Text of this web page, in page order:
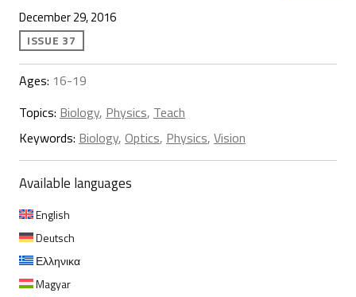
December 29, 2016
ISSUE 37
Ages: 16-19
Topics: Biology, Physics, Teach
Keywords: Biology, Optics, Physics, Vision
Available languages
English
Deutsch
Ελληνικα
Magyar